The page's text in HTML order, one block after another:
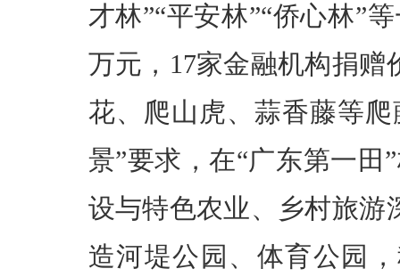
才林”“平安林”“侨心林”
万元，17家金融机构捐赠
花、爬山虎、蒜香藤等
景”要求，在“广东第一田
设与特色农业、乡村旅游
造河堤公园、体育公园